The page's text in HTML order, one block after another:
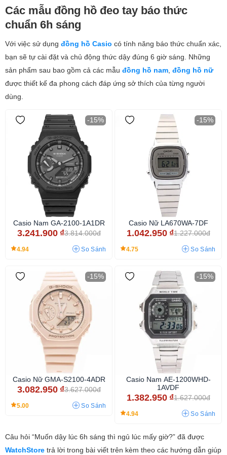
Các mẫu đồng hồ đeo tay báo thức
chuẩn 6h sáng
Với việc sử dụng đồng hồ Casio có tính năng báo thức chuẩn xác,
bạn sẽ tự cài đặt và chủ động thức dậy đúng 6 giờ sáng. Những
sản phẩm sau bao gồm cả các mẫu đồng hồ nam đồng hồ nữ
được thiết kế đa phong cách đáp ứng sở thích của từng người
dùng.
-15%
Casio Nam GA-2100-1A1DR
3.241.900 ₫3.814.000đ
4.94 So Sánh
-15%
Casio Nữ LA670WA-7DF
1.042.950 ₫1.227.000đ
4.75 So Sánh
-15%
Casio Nữ GMA-S2100-4ADR
3.082.950 ₫3.627.000đ
5.00 So Sánh
-15%
Casio Nam AE-1200WHD-
1AVDF
1.382.950 ₫1.627.000đ
4.94 So Sánh
Câu hỏi “Muốn dậy lúc 6h sáng thì ngủ lúc mấy giờ?” đã được
WatchStore trả lời trong bài viết trên kèm theo các hướng dẫn giúp